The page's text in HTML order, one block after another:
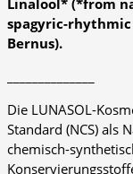
spagyric-
Bernus).
Die LUNASOL-
Standard (NCS) als
chemisch-